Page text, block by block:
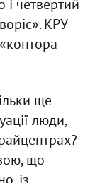
і четвертий
КРУ
ще
люди,
що